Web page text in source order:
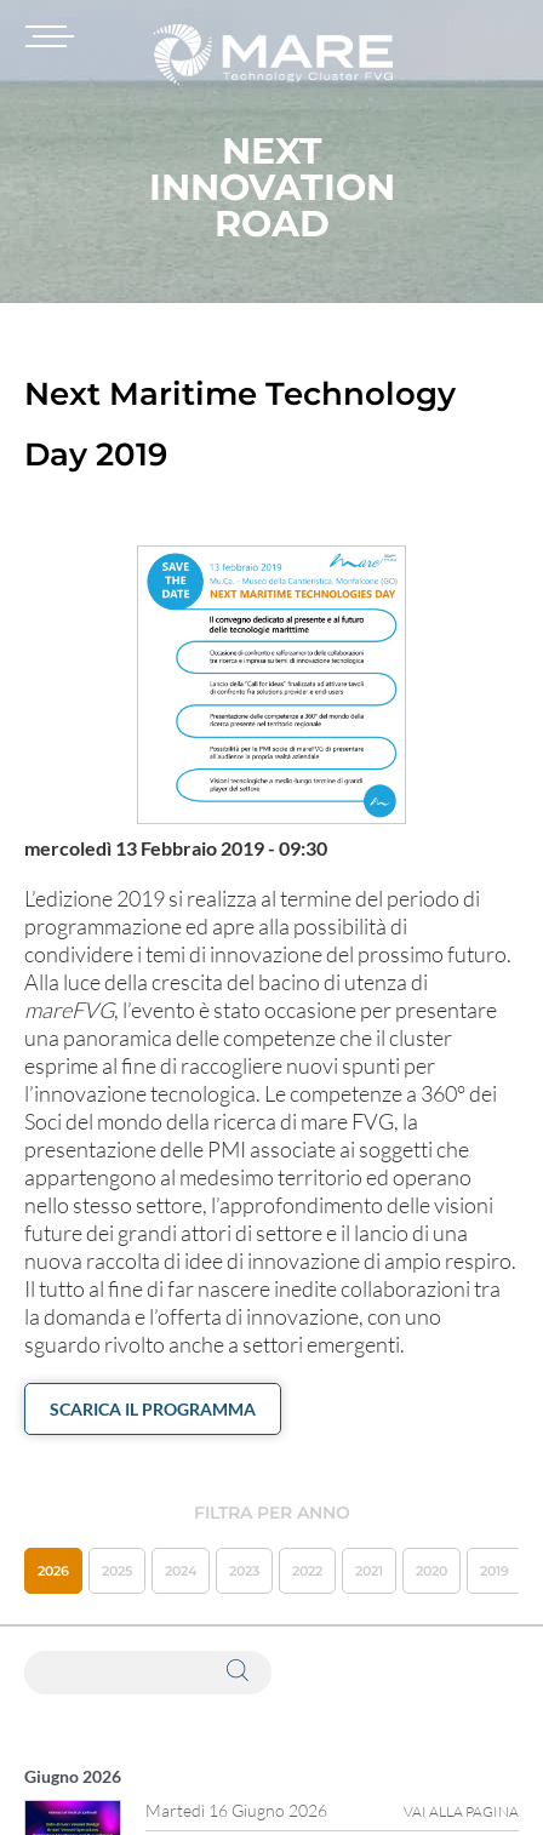
NEXT
INNOVATION
ROAD
Next Maritime Technology
Day 2019
mercoledì 13 Febbraio 2019 - 09:30
L’edizione 2019 si realizza al termine del periodo di
programmazione ed apre alla possibilità di
condividere i temi di innovazione del prossimo futuro.
Alla luce della crescita del bacino di utenza di
mareFVG, l’evento è stato occasione per presentare
una panoramica delle competenze che il cluster
esprime al fine di raccogliere nuovi spunti per
l’innovazione tecnologica. Le competenze a 360° dei
Soci del mondo della ricerca di mare FVG, la
presentazione delle PMI associate ai soggetti che
appartengono al medesimo territorio ed operano
nello stesso settore, l’approfondimento delle visioni
future dei grandi attori di settore e il lancio di una
nuova raccolta di idee di innovazione di ampio respiro.
Il tutto al fine di far nascere inedite collaborazioni tra
la domanda e l’offerta di innovazione, con uno
sguardo rivolto anche a settori emergenti.
SCARICA IL PROGRAMMA
FILTRA PER ANNO
2026 2025 2024 2023 2022 2021 2020 2019
Ricerca webinar tramite parole chiave
Giugno 2026
Martedì 16 Giugno 2026
VAI ALLA PAGINA